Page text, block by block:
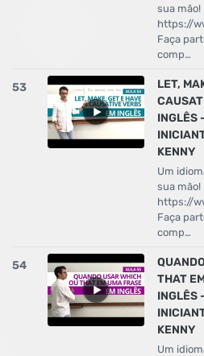
sua mão!
https://
Faça
comp…
53
LET,
INGLÊS
KENNY
Um
sua mão!
https://
Faça
comp…
54
THAT
INGLÊS
KENNY
Um